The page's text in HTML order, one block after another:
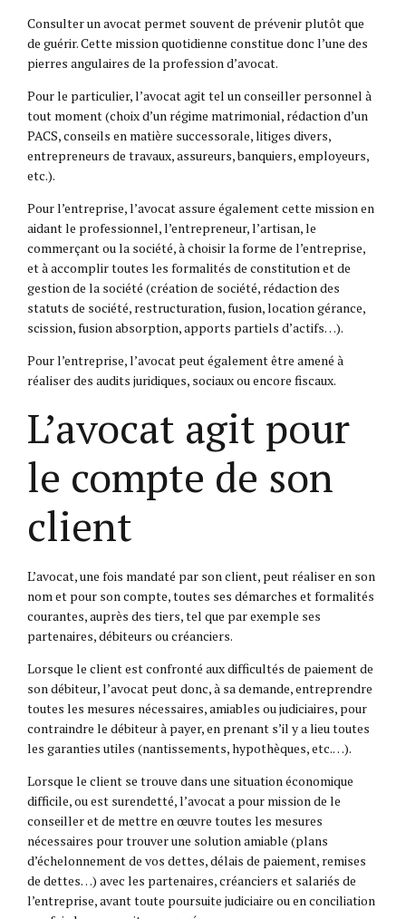
Consulter un avocat permet souvent de prévenir plutôt que
de guérir. Cette mission quotidienne constitue donc l’une des
pierres angulaires de la profession d’avocat.
Pour le particulier, l’avocat agit tel un conseiller personnel à
tout moment (choix d’un régime matrimonial, rédaction d’un
PACS, conseils en matière successorale, litiges divers,
entrepreneurs de travaux, assureurs, banquiers, employeurs,
etc.).
Pour l’entreprise, l’avocat assure également cette mission en
aidant le professionnel, l’entrepreneur, l’artisan, le
commerçant ou la société, à choisir la forme de l’entreprise,
et à accomplir toutes les formalités de constitution et de
gestion de la société (création de société, rédaction des
statuts de société, restructuration, fusion, location gérance,
scission, fusion absorption, apports partiels d’actifs…).
Pour l’entreprise, l’avocat peut également être amené à
réaliser des audits juridiques, sociaux ou encore fiscaux.
L’avocat agit pour
le compte de son
client
L’avocat, une fois mandaté par son client, peut réaliser en son
nom et pour son compte, toutes ses démarches et formalités
courantes, auprès des tiers, tel que par exemple ses
partenaires, débiteurs ou créanciers.
Lorsque le client est confronté aux difficultés de paiement de
son débiteur, l’avocat peut donc, à sa demande, entreprendre
toutes les mesures nécessaires, amiables ou judiciaires, pour
contraindre le débiteur à payer, en prenant s’il y a lieu toutes
les garanties utiles (nantissements, hypothèques, etc.…).
Lorsque le client se trouve dans une situation économique
difficile, ou est surendetté, l’avocat a pour mission de le
conseiller et de mettre en œuvre toutes les mesures
nécessaires pour trouver une solution amiable (plans
d’échelonnement de vos dettes, délais de paiement, remises
de dettes…) avec les partenaires, créanciers et salariés de
l’entreprise, avant toute poursuite judiciaire ou en conciliation